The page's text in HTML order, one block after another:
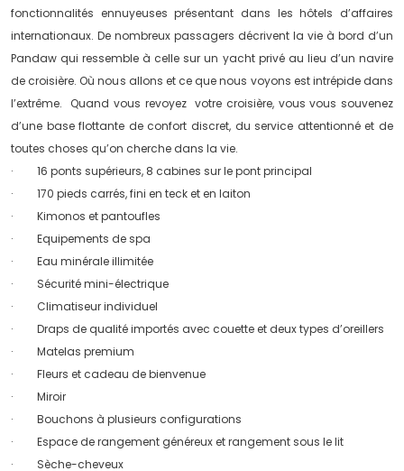
fonctionnalités ennuyeuses présentant dans les hôtels d’affaires
internationaux. De nombreux passagers décrivent la vie à bord d’un
Pandaw qui ressemble à celle sur un yacht privé au lieu d’un navire
de croisière. Où nous allons et ce que nous voyons est intrépide dans
l’extrême. Quand vous revoyez votre croisière, vous vous souvenez
d’une base flottante de confort discret, du service attentionné et de
toutes choses qu’on cherche dans la vie.
· 16 ponts supérieurs, 8 cabines sur le pont principal
· 170 pieds carrés, fini en teck et en laiton
· Kimonos et pantoufles
· Equipements de spa
· Eau minérale illimitée
· Sécurité mini-électrique
· Climatiseur individuel
· Draps de qualité importés avec couette et deux types d’oreillers
· Matelas premium
· Fleurs et cadeau de bienvenue
· Miroir
· Bouchons à plusieurs configurations
· Espace de rangement généreux et rangement sous le lit
· Sèche-cheveux